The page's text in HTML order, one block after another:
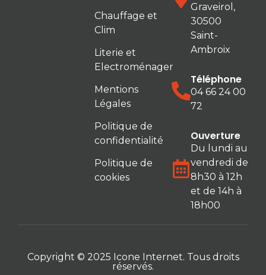
Chauffage et
Clim
Literie et
Electroménager
Mentions
Légales
Politique de
confidentialité
Politique de
cookies
Graveirol,
30500
Saint-
Ambroix
Téléphone
04 66 24 00
72
Ouverture
Du lundi au
vendredi de
8h30 à 12h
et de 14h à
18h00
Copyright © 2025 Icone Internet. Tous droits
réservés.